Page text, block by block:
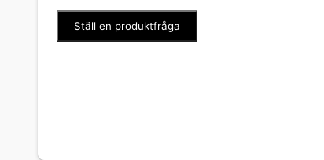
Ställ en produktfråga